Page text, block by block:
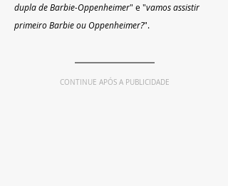
dupla de Barbie-Oppenheimer" e "vamos assistir
primeiro Barbie ou Oppenheimer?".
CONTINUE APÓS A PUBLICIDADE